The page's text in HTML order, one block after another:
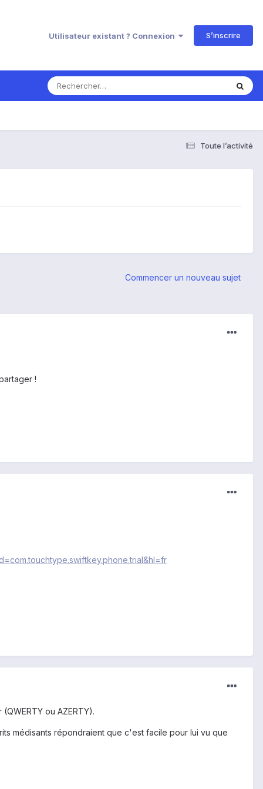
Utilisateur existant ? Connexion S’inscrire
Toute l’activité
Commencer un nouveau sujet
!
ou AZERTY).
médisants répondraient que c'est facile pour lui vu que